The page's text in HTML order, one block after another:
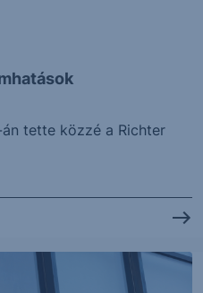
tette közzé a Richter